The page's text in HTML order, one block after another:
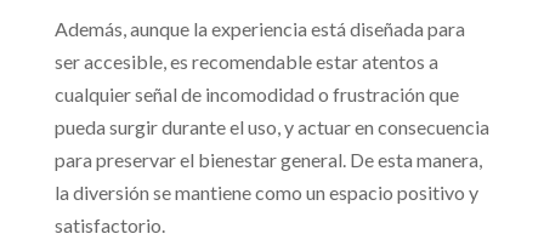
Además, aunque la experiencia está diseñada para
ser accesible, es recomendable estar atentos a
cualquier señal de incomodidad o frustración que
pueda surgir durante el uso, y actuar en consecuencia
para preservar el bienestar general. De esta manera,
la diversión se mantiene como un espacio positivo y
satisfactorio.